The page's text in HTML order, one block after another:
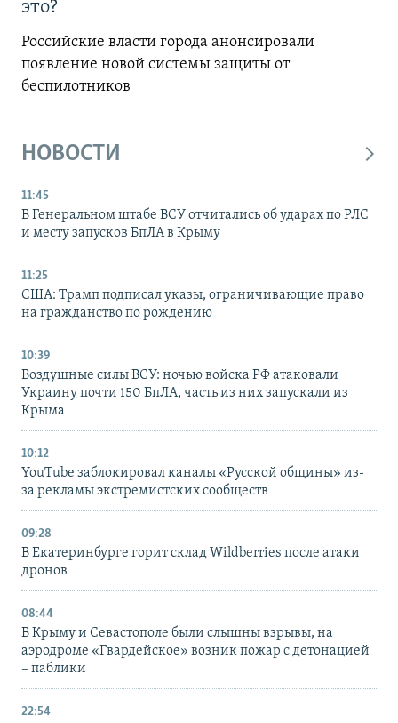
это?
Российские власти города анонсировали
появление новой системы защиты от
беспилотников
НОВОСТИ
11:45
В Генеральном штабе ВСУ отчитались об ударах по РЛС
и месту запусков БпЛА в Крыму
11:25
США: Трамп подписал указы, ограничивающие право
на гражданство по рождению
10:39
Воздушные силы ВСУ: ночью войска РФ атаковали
Украину почти 150 БпЛА, часть из них запускали из
Крыма
10:12
YouTube заблокировал каналы «Русской общины» из-
за рекламы экстремистских сообществ
09:28
В Екатеринбурге горит склад Wildberries после атаки
дронов
08:44
В Крыму и Севастополе были слышны взрывы, на
аэродроме «Гвардейское» возник пожар с детонацией
– паблики
22:54